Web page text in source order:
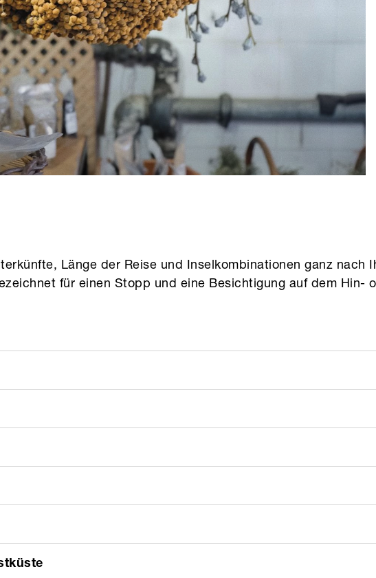
Länge der Reise und Inselkombinationen ganz nach
für einen Stopp und eine Besichtigung auf dem Hin-